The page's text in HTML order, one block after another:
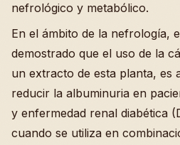
nefrológico y metabólico.
En el ámbito de la nefrología,
demostrado que el uso de la
un extracto de esta planta, es
reducir la albuminuria en
y enfermedad renal diabética
cuando se utiliza en